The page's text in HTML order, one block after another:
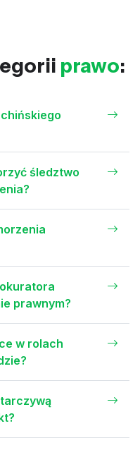
prawo:
śledztwo
prawnym?
w rolach